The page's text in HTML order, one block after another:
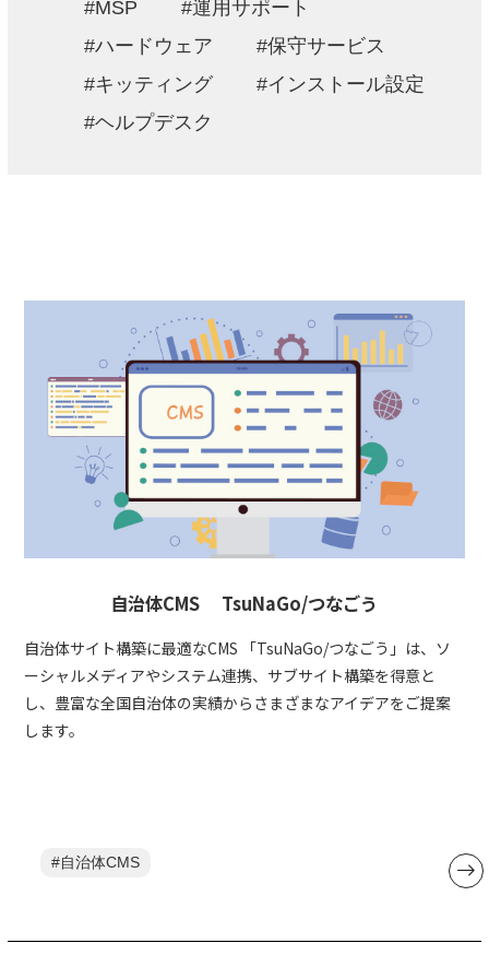
MSP
運用サポート
ハードウェア
保守サービス
キッティング
インストール設定
ヘルプデスク
自治体CMS TsuNaGo/つなごう
自治体サイト構築に最適なCMS 「TsuNaGo/つなごう」は、ソ
ーシャルメディアやシステム連携、サブサイト構築を得意と
し、豊富な全国自治体の実績からさまざまなアイデアをご提案
します。
自治体CMS